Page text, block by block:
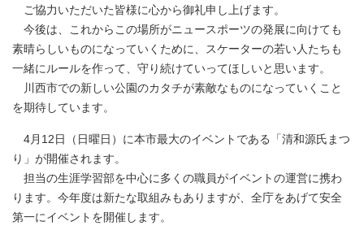
ご協力いただいた皆様に心から御礼申し上げます。
今後は、これからこの場所がニュースポーツの発展に向けても
素晴らしいものになっていくために、スケーターの若い人たちも
一緒にルールを作って、守り続けていってほしいと思います。
川西市での新しい公園のカタチが素敵なものになっていくこと
を期待しています。
4月12日（日曜日）に本市最大のイベントである「清和源氏まつ
り」が開催されます。
担当の生涯学習部を中心に多くの職員がイベントの運営に携わ
ります。今年度は新たな取組みもありますが、全庁をあげて安全
第一にイベントを開催します。